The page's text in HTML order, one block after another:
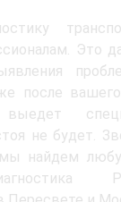
Это
после
выедет
не будет.
найдем